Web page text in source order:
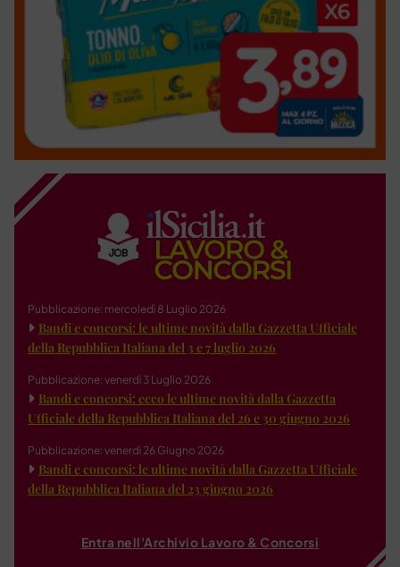
Pubblicazione: mercoledì 8 Luglio 2026
Bandi e concorsi: le ultime novità dalla Gazzetta Ufficiale
della Repubblica Italiana del 3 e 7 luglio 2026
Pubblicazione: venerdì 3 Luglio 2026
Bandi e concorsi: ecco le ultime novità dalla Gazzetta
Ufficiale della Repubblica Italiana del 26 e 30 giugno 2026
Pubblicazione: venerdì 26 Giugno 2026
Bandi e concorsi: le ultime novità dalla Gazzetta Ufficiale
della Repubblica Italiana del 23 giugno 2026
Entra nell'Archivio Lavoro & Concorsi